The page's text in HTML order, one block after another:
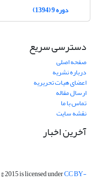
دوره 9 (1394)
دسترسی سریع
صفحه اصلی
درباره نشریه
اعضای هیات تحریریه
ارسال مقاله
تماس با ما
نقشه سایت
آخرین اخبار
© 2015 is licensed underCC BY-